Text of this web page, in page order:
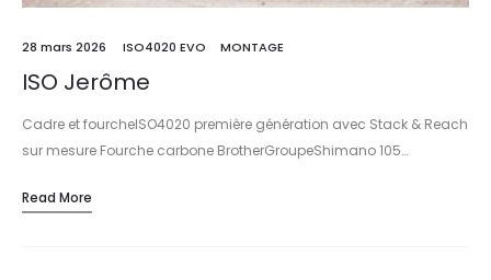
28 mars 2026 ISO4020 EVO MONTAGE
ISO Jerôme
Cadre et fourcheISO4020 première génération avec Stack & Reach
sur mesure Fourche carbone BrotherGroupeShimano 105…
Read More